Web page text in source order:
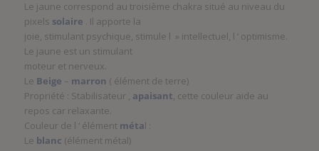
Le jaune correspond au troisième chakra situé au niveau du
pixels solaire . Il apporte la
joie, stimulant psychique, stimule l » intellectuel, l ‘ optimisme.
Le jaune est un stimulant
moteur et nerveux.
Le Beige – marron ( élément de terre)
Propriété : Stabilisateur , apaisant, cette couleur aide au
repos car relaxante.
Couleur de l ‘ élément métal :
Le blanc (élément métal)